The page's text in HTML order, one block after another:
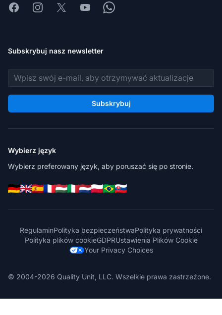
FacebookInstagram
X YoutubeWhatsapp
Subskrybuj nasz newsletter
Adres e-mail
Subskrybuj
Wybierz język
Wybierz preferowany język, aby poruszać się po stronie.
RegulaminPolityka bezpieczeństwaPolityka prywatności
Polityka plików cookieGDPRUstawienia Plików Cookie
Your Privacy Choices
© 2004-2026 Quality Unit, LLC. Wszelkie prawa zastrzeżone.